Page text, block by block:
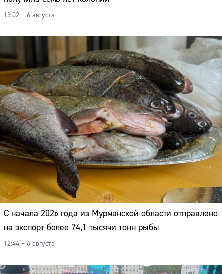
13:02 – 6 августа
С начала 2026 года из Мурманской области отправлено
на экспорт более 74,1 тысячи тонн рыбы
12:44 – 6 августа